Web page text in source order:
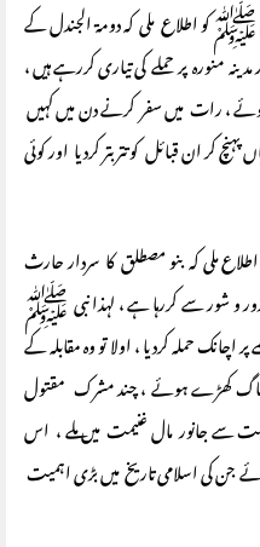
، ربیع الاول ؁ 5 ھ :نبی ﷺ کو اطلاع ملی کہ دومۃ الجندل کے
منورہ پر حملے کی تیاری کررہے ہیں ،
، رات میں سفر کرنے دن میں کہیں
کر ان قبائل کو تتر بتر کردیا اور کوئی
ﷺ کو اطلاع ملی کہ بنو مصطلق کا سردار حارث
زور و شور سے کررہا ہے ، لہذا نبی ﷺ
پر اچانک حملہ کردیا ، اولا تو وہ مقابلہ کے
کھڑے ہوئے ، چند مشرک مقتول
سے جانور مال غنیمت میں ملے ، اس
جن کی اسلامی تاریخ میں بڑی اہمیت